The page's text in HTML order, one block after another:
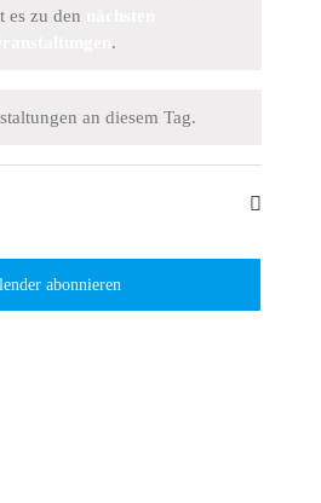
es zu den
.
an diesem Tag.
abonnieren